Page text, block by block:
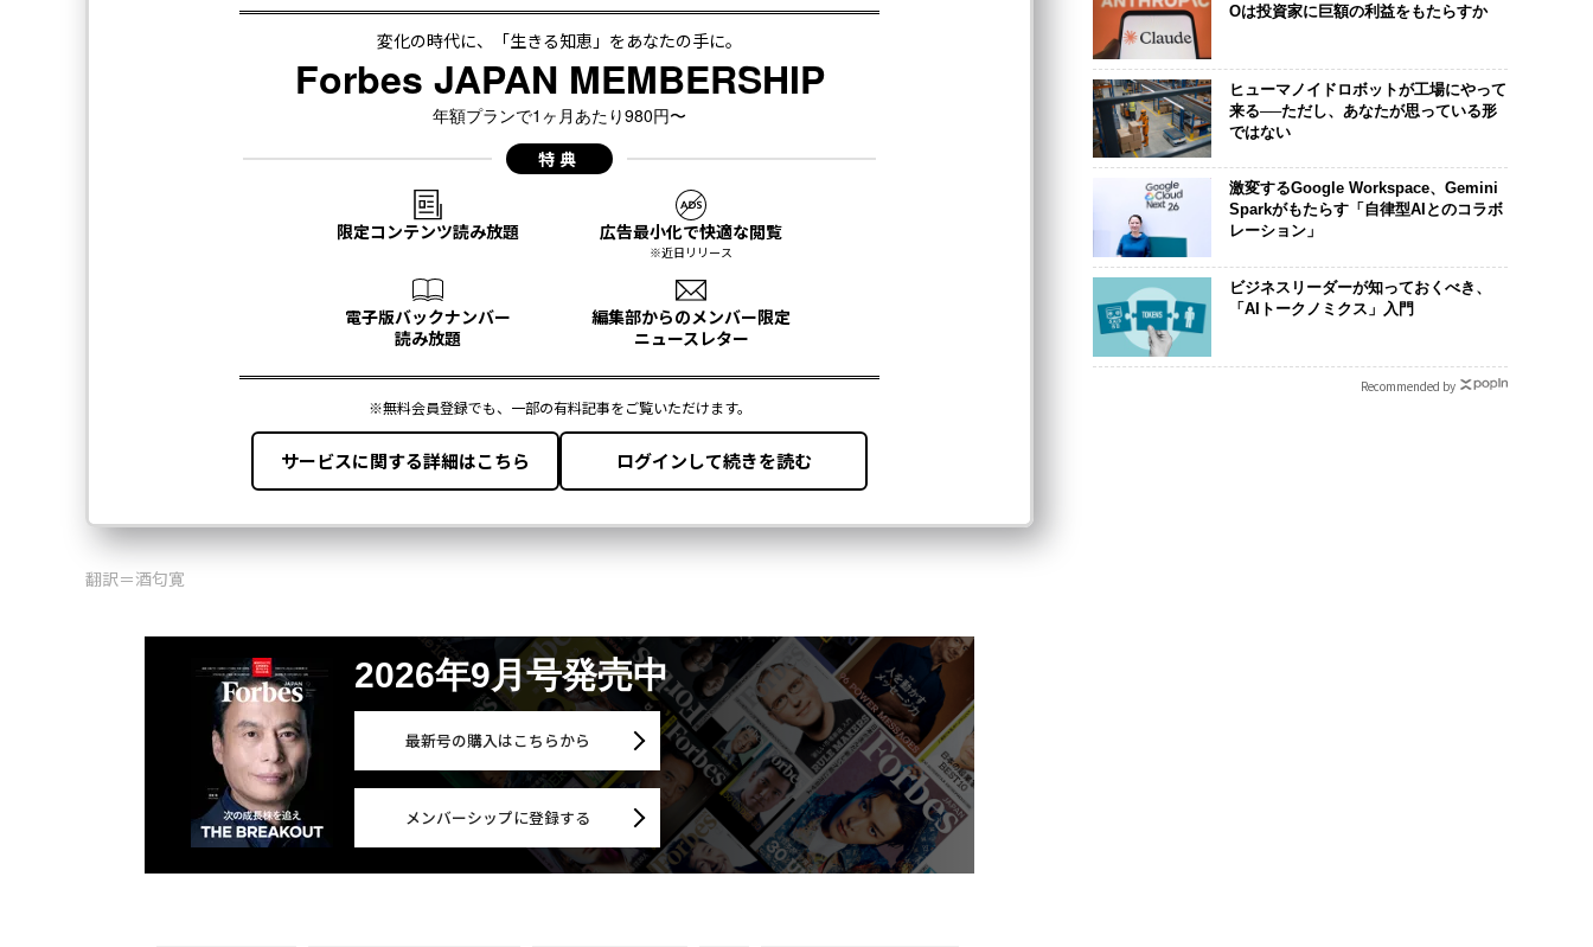
翻訳＝酒匂寛
2026年9月号発売中
最新号の購入はこちらから
メンバーシップに登録する
Oは投資家に巨額の利益をもたらすか
ヒューマノイドロボットが工場にやって
来る──ただし、あなたが思っている形
ではない
激変するGoogle Workspace、Gemini
Sparkがもたらす「自律型AIとのコラボ
レーション」
ビジネスリーダーが知っておくべき、
「AIトークノミクス」入門
Recommended by